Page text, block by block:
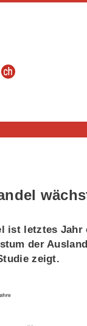
ist letztes
der
zeigt.